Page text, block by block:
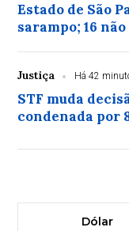
Estado de São
sarampo; 16
Justiça Há 42
STF muda
condenada por
Dólar